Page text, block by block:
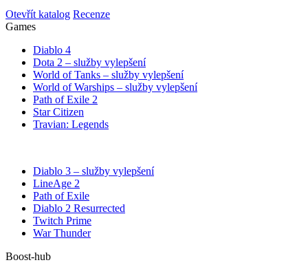
Otevřít katalog Recenze
Games
Diablo 4
Dota 2 – služby vylepšení
World of Tanks – služby vylepšení
World of Warships – služby vylepšení
Path of Exile 2
Star Citizen
Travian: Legends
Diablo 3 – služby vylepšení
LineAge 2
Path of Exile
Diablo 2 Resurrected
Twitch Prime
War Thunder
Boost-hub